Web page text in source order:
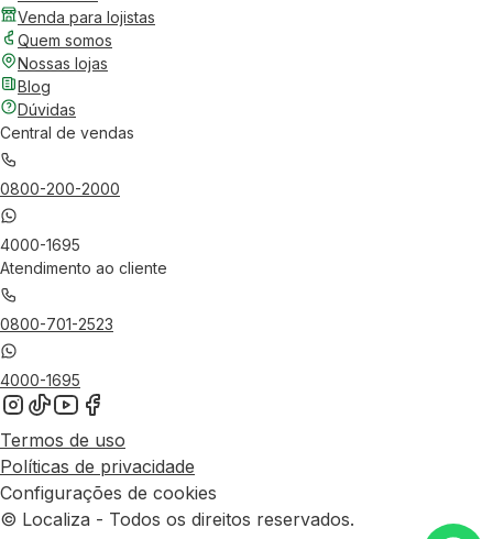
Venda para lojistas
Quem somos
Nossas lojas
Blog
Dúvidas
Central de vendas
0800-200-2000
4000-1695
Atendimento ao cliente
0800-701-2523
4000-1695
Termos de uso
Políticas de privacidade
Configurações de cookies
© Localiza - Todos os direitos reservados.